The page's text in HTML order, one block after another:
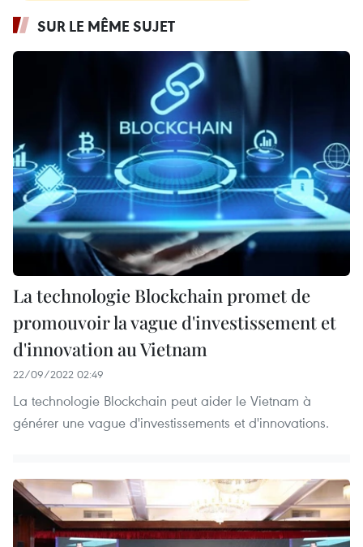
SUR LE MÊME SUJET
La technologie Blockchain promet de
promouvoir la vague d'investissement et
d'innovation au Vietnam
22/09/2022 02:49
La technologie Blockchain peut aider le Vietnam à
générer une vague d'investissements et d'innovations.